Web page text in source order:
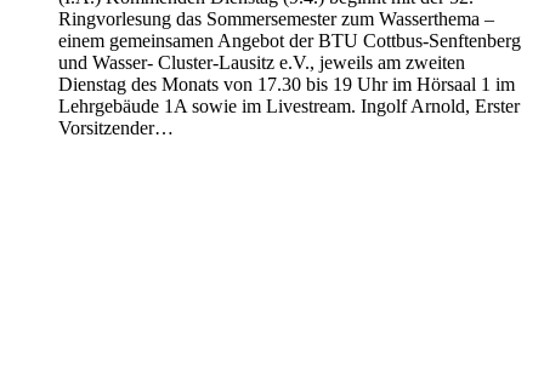
Ringvorlesung das Sommersemester zum Wasserthema –
einem gemeinsamen Angebot der BTU Cottbus-Senftenberg
und Wasser- Cluster-Lausitz e.V., jeweils am zweiten
Dienstag des Monats von 17.30 bis 19 Uhr im Hörsaal 1 im
Lehrgebäude 1A sowie im Livestream. Ingolf Arnold, Erster
Vorsitzender…